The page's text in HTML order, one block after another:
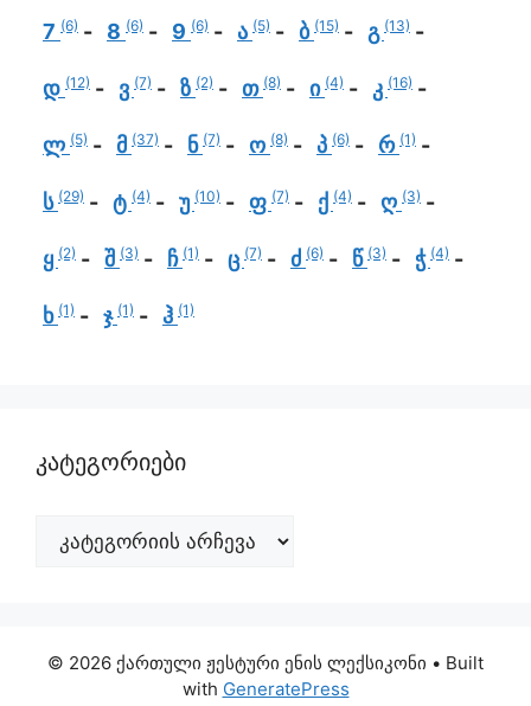
7 (6) 8 (6) 9 (6) ა (5) ბ (15) გ (13)
დ (12) ვ (7) ზ (2) თ (8) ი (4) კ (16)
ლ (5) მ (37) ნ (7) ო (8) პ (6) რ (1)
ს (29) ტ (4) უ (10) ფ (7) ქ (4) ღ (3)
ყ (2) შ (3) ჩ (1) ც (7) ძ (6) წ (3) ჭ (4)
ხ (1) ჯ (1) ჰ (1)
კატეგორიები
© 2026 ქართული ჟესტური ენის ლექსიკონი • Built
with GeneratePress